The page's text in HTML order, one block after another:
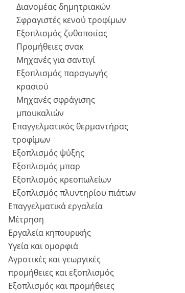
Διανομέας δημητριακών
Σφραγιστές κενού τροφίμων
Εξοπλισμός ζυθοποιίας
Προμήθειες σνακ
Μηχανές για σαντιγί
Εξοπλισμός παραγωγής
κρασιού
Μηχανές σφράγισης
μπουκαλιών
Επαγγελματικός θερμαντήρας
τροφίμων
Εξοπλισμός ψύξης
Εξοπλισμός μπαρ
Εξοπλισμός κρεοπωλείων
Εξοπλισμός πλυντηρίου πιάτων
Επαγγελματικά εργαλεία
Μέτρηση
Εργαλεία κηπουρικής
Υγεία και ομορφιά
Αγροτικές και γεωργικές
προμήθειες και εξοπλισμός
Εξοπλισμός και προμήθειες